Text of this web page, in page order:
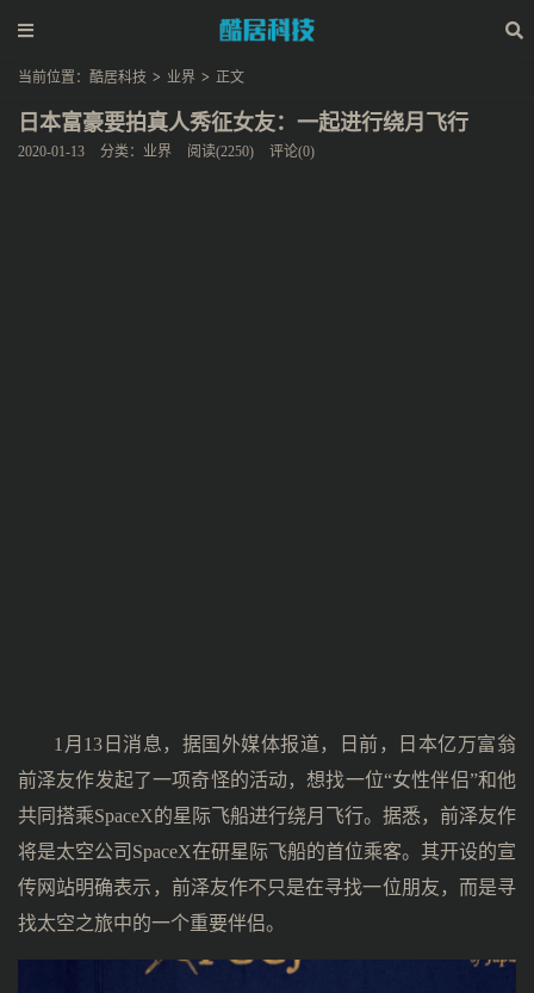
当前位置： 酷居科技 > 业界 > 正文
日本富豪要拍真人秀征女友：一起进行绕月飞行
2020-01-13 分类： 业界 阅读(2250) 评论(0)
1月13日消息，据国外媒体报道，日前，日本亿万富翁
前泽友作发起了一项奇怪的活动，想找一位“女性伴侣”和他
共同搭乘SpaceX的星际飞船进行绕月飞行。据悉，前泽友作
将是太空公司SpaceX在研星际飞船的首位乘客。其开设的宣
传网站明确表示，前泽友作不只是在寻找一位朋友，而是寻
找太空之旅中的一个重要伴侣。